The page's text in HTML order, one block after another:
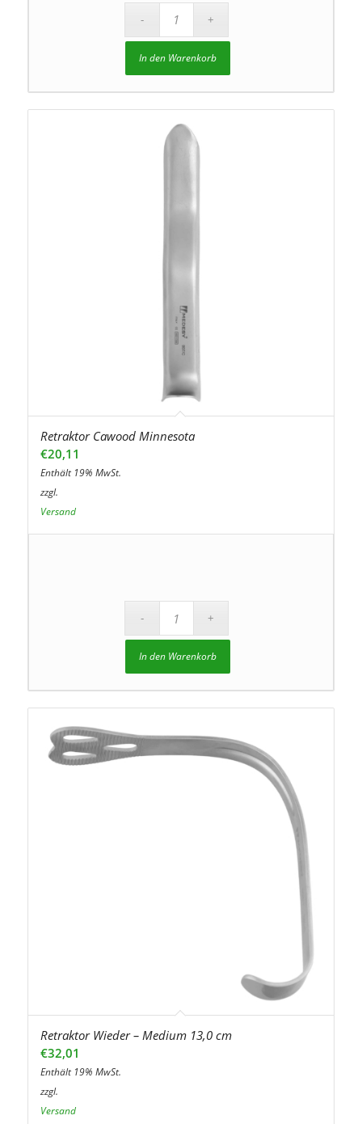
In den Warenkorb
Retraktor Cawood Minnesota
€20,11
Enthält 19% MwSt.
zzgl.
Versand
In den Warenkorb
Retraktor Wieder – Medium 13,0 cm
€32,01
Enthält 19% MwSt.
zzgl.
Versand